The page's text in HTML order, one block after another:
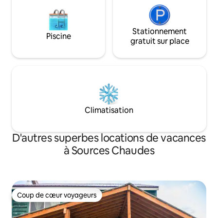
Piscine
Stationnement
gratuit sur place
Climatisation
D'autres superbes locations de vacances
à Sources Chaudes
Coup de cœur voyageurs
Coup de cœur voyageurs